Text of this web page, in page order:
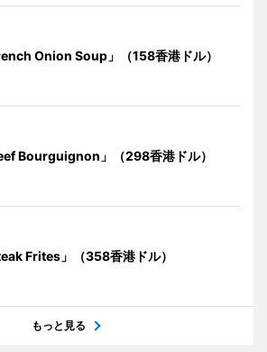
Onion Soup」（158香港ドル）
Bourguignon」（298香港ドル）
Frites」（358香港ドル）
もっと見る